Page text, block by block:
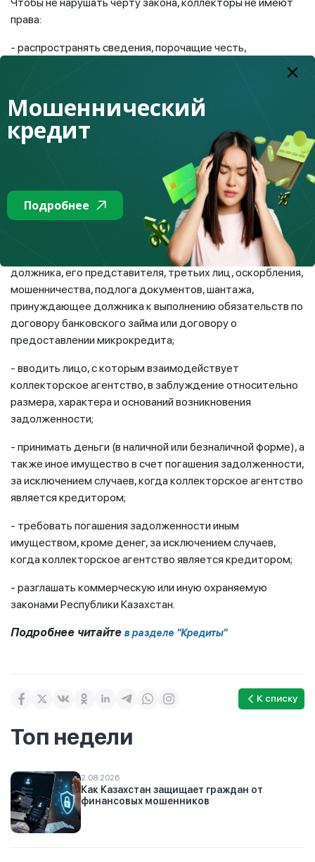
права:
- распространять сведения, порочащие честь,
разглашать сведения, которые могут причинить
имущественный вред интересам данных лиц;
- совершать противоправные действия, посягающие на
права и свободы лица, с которым взаимодействует
коллекторское агентство, ставящие под угрозу их жизнь
и здоровье, а также повлекшие причинение данному лицу
имущественного и иного вреда;
- оказывать давление путем угрозы применения насилия
либо уничтожения или повреждения имущества
должника, его представителя, третьих лиц, оскорбления,
мошенничества, подлога документов, шантажа,
принуждающее должника к выполнению обязательств по
договору банковского займа или договору о
предоставлении микрокредита;
- вводить лицо, с которым взаимодействует
коллекторское агентство, в заблуждение относительно
размера, характера и оснований возникновения
задолженности;
- принимать деньги (в наличной или безналичной форме), а
также иное имущество в счет погашения задолженности,
за исключением случаев, когда коллекторское агентство
является кредитором;
- требовать погашения задолженности иным
имуществом, кроме денег, за исключением случаев,
когда коллекторское агентство является кредитором;
- разглашать коммерческую или иную охраняемую
законами Республики Казахстан.
Подробнее читайте в разделе "Кредиты"
К списку
Топ недели
2.08.2026
Как Казахстан защищает граждан от
финансовых мошенников
Мошеннический
кредит
Подробнее